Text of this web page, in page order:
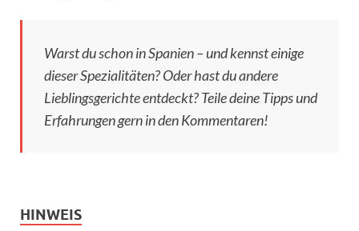
Warst du schon in Spanien – und kennst einige
dieser Spezialitäten? Oder hast du andere
Lieblingsgerichte entdeckt? Teile deine Tipps und
Erfahrungen gern in den Kommentaren!
HINWEIS